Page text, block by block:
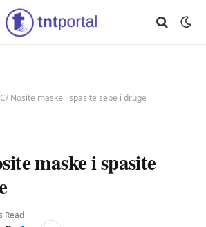
Nosite maske i spasite sebe i druge
maske i spasite
Read